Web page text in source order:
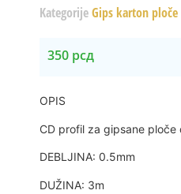
KategorijeGips karton
350 рсд
OPIS
CD profil za gipsane
DEBLJINA: 0.5mm
DUŽINA: 3m